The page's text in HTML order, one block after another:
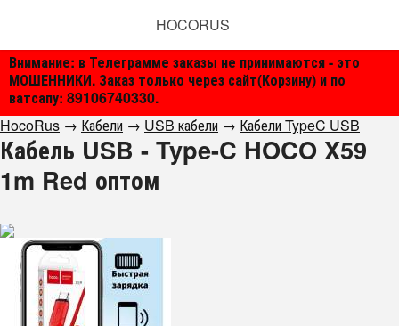
Внимание: в Телеграмме заказы не принимаются - это
МОШЕННИКИ. Заказ только через сайт(Корзину) и по
ватсапу: 89106740330.
HOCORUS
HocoRus → Кабели → USB кабели → Кабели TypeC USB
Кабель USB - Type-C HOCO X59
1m Red оптом